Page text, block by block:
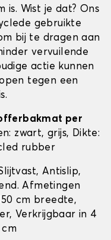
is. Wist je dat? Ons
gebruikte
bij te dragen aan
vervuilende
actie kunnen
tegen een
per
zwart, grijs, Dikte:
rubber
Antislip,
Afmetingen
cm breedte,
Verkrijgbaar in 4
cm